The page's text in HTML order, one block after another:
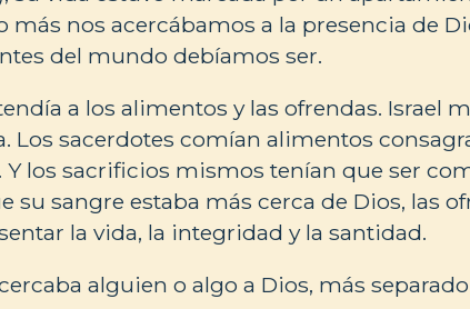
más nos acercábamos a la presencia de
del mundo debíamos ser.
a los alimentos y las ofrendas. Israel
Los sacerdotes comían alimentos
Y los sacrificios mismos tenían que ser
su sangre estaba más cerca de Dios, las
la vida, la integridad y la santidad.
alguien o algo a Dios, más